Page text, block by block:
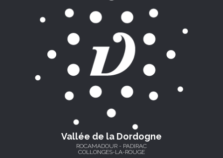
Vallée de la Dordogne
ROCAMADOUR - PADIRAC
COLLONGES-LA-ROUGE